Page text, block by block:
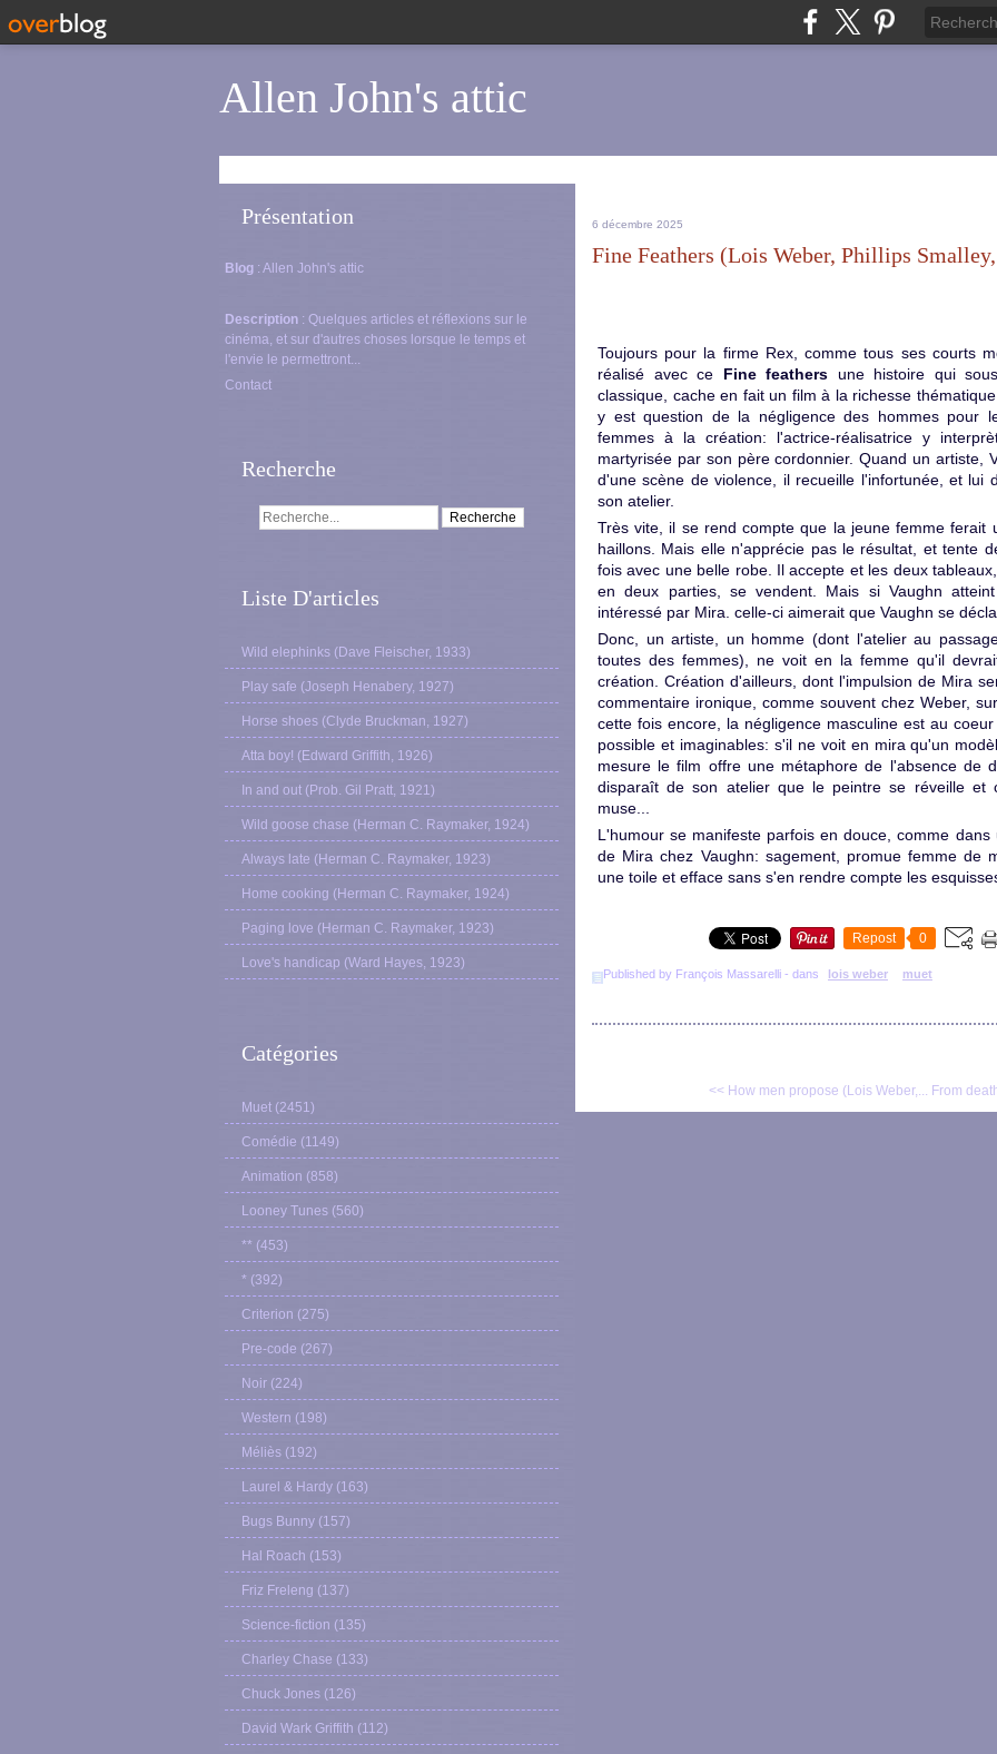
Allen John's attic
Présentation
Blog : Allen John's attic
Description : Quelques articles et réflexions sur le
cinéma, et sur d'autres choses lorsque le temps et
l'envie le permettront...
Contact
Recherche
Liste D'articles
Wild elephinks (Dave Fleischer, 1933)
Play safe (Joseph Henabery, 1927)
Horse shoes (Clyde Bruckman, 1927)
Atta boy! (Edward Griffith, 1926)
In and out (Prob. Gil Pratt, 1921)
Wild goose chase (Herman C. Raymaker, 1924)
Always late (Herman C. Raymaker, 1923)
Home cooking (Herman C. Raymaker, 1924)
Paging love (Herman C. Raymaker, 1923)
Love's handicap (Ward Hayes, 1923)
Catégories
Muet (2451)
Comédie (1149)
Animation (858)
Looney Tunes (560)
** (453)
* (392)
Criterion (275)
Pre-code (267)
Noir (224)
Western (198)
Méliès (192)
Laurel & Hardy (163)
Bugs Bunny (157)
Hal Roach (153)
Friz Freleng (137)
Science-fiction (135)
Charley Chase (133)
Chuck Jones (126)
David Wark Griffith (112)
6 décembre 2025
Fine Feathers (Lois Weber, Phillips
Toujours pour la firme Rex, comme tous ses courts
réalisé avec ce Fine feathers une histoire qui
classique, cache en fait un film à la richesse
y est question de la négligence des hommes pour
femmes à la création: l'actrice-réalisatrice y
martyrisée par son père cordonnier. Quand un artiste,
d'une scène de violence, il recueille l'infortunée, et lui
son atelier.
Très vite, il se rend compte que la jeune femme ferait
haillons. Mais elle n'apprécie pas le résultat, et tente
fois avec une belle robe. Il accepte et les deux
en deux parties, se vendent. Mais si Vaughn
intéressé par Mira. celle-ci aimerait que Vaughn se
Donc, un artiste, un homme (dont l'atelier au
toutes des femmes), ne voit en la femme qu'il
création. Création d'ailleurs, dont l'impulsion de Mira
commentaire ironique, comme souvent chez Weber,
cette fois encore, la négligence masculine est au
possible et imaginables: s'il ne voit en mira qu'un
mesure le film offre une métaphore de l'absence de
disparaît de son atelier que le peintre se réveille et
muse...
L'humour se manifeste parfois en douce, comme
de Mira chez Vaughn: sagement, promue femme de
une toile et efface sans s'en rendre compte les
Repost 0
Published by François Massarelli - dans lois weber muet
<< How men propose (Lois Weber,... From